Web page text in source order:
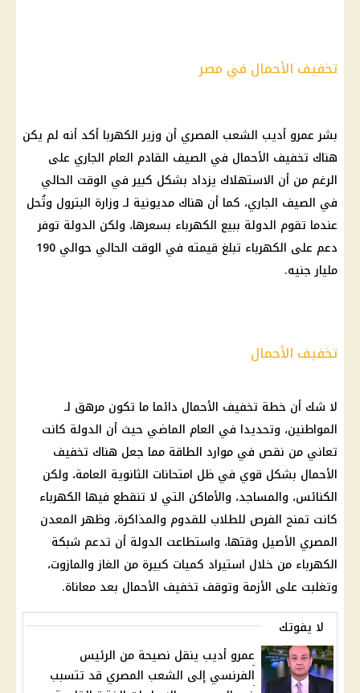
تخفيف الأحمال في مصر
بشر عمرو أديب الشعب المصري أن وزير الكهربا أكد أنه لم يكن
هناك تخفيف الأحمال في الصيف القادم العام الجاري على
الرغم من أن الاستهلاك يزداد بشكل كبير في الوقت الحالي
في الصيف الجاري، كما أن هناك مديونية لـ وزارة البترول وتُحل
عندما تقوم الدولة ببيع الكهرباء بسعرها، ولكن الدولة توفر
دعم على الكهرباء تبلغ قيمته في الوقت الحالي حوالي 190
مليار جنيه.
تخفيف الأحمال
لا شك أن خطة تخفيف الأحمال دائما ما تكون مرهق لـ
المواطنين، وتحديدا في العام الماضي حيث أن الدولة كانت
تعاني من نقص في موارد الطاقة مما جعل هناك تخفيف
الأحمال بشكل قوي في ظل امتحانات الثانوية العامة، ولكن
الكنائس، والمساجد، والأماكن التي لا تنقطع فيها الكهرباء
كانت تمنح الفرص للطلاب للقدوم والمذاكرة، وظهر المعدن
المصري الأصيل وقتها، واستطاعت الدولة أن تدعم شبكة
الكهرباء من خلال استيراد كميات كبيرة من الغاز والمازوت،
وتغلبت على الأزمة وتوقف تخفيف الأحمال بعد معاناة.
لا يفوتك
عمرو أديب ينقل نصيحة من الرئيس
الفرنسي إلى الشعب المصري قد تتسبب